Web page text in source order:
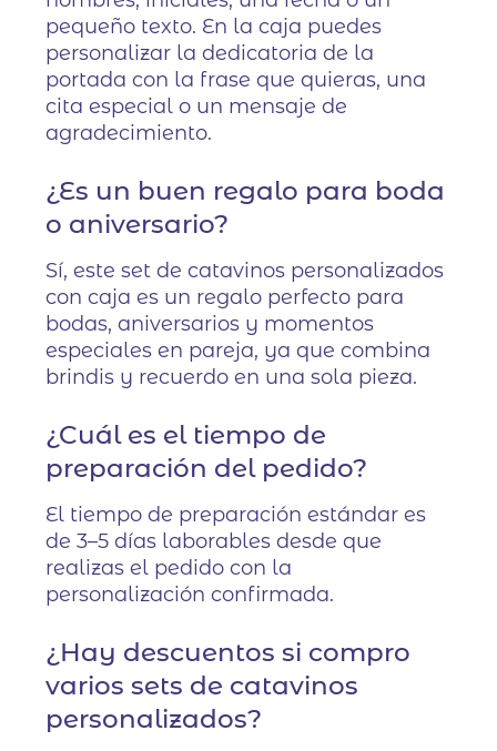
pequeño texto. En la caja puedes
personalizar la dedicatoria de la
portada con la frase que quieras, una
cita especial o un mensaje de
agradecimiento.
¿Es un buen regalo para boda
o aniversario?
Sí, este set de catavinos personalizados
con caja es un regalo perfecto para
bodas, aniversarios y momentos
especiales en pareja, ya que combina
brindis y recuerdo en una sola pieza.
¿Cuál es el tiempo de
preparación del pedido?
El tiempo de preparación estándar es
de 3–5 días laborables desde que
realizas el pedido con la
personalización confirmada.
¿Hay descuentos si compro
varios sets de catavinos
personalizados?